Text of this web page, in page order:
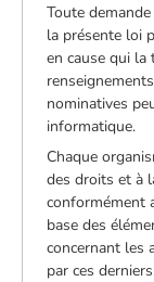
Toute
la présente loi
en cause qui la
nominatives
informatique.
Chaque
des droits et à
conformément
base des
concernant les
par ces